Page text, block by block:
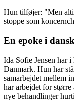
Hun tilføjer: "Men
stoppe som
En epoke i
Ida Sofie Jensen har
Danmark. Hun har
samarbejdet mellem
har arbejdet for
nye behandlinger